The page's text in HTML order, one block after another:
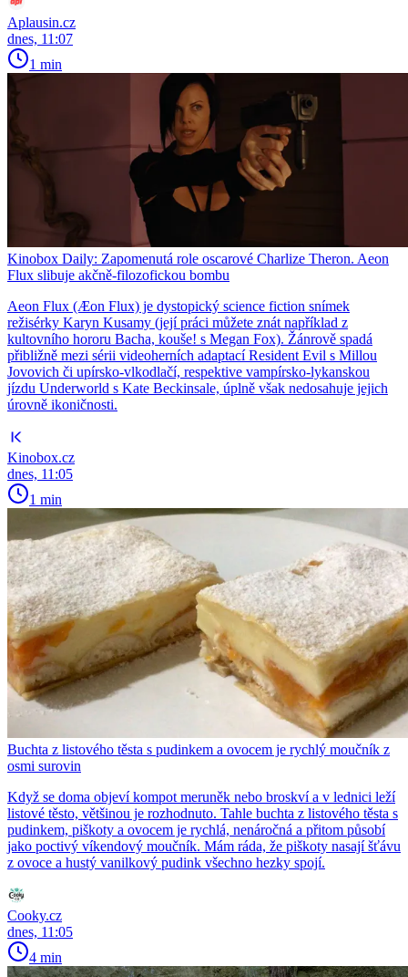
Aplausin.cz
dnes, 11:07
1 min
Kinobox Daily: Zapomenutá role oscarové Charlize Theron. Aeon
Flux slibuje akčně-filozofickou bombu
Aeon Flux (Æon Flux) je dystopický science fiction snímek
režisérky Karyn Kusamy (její práci můžete znát například z
kultovního hororu Bacha, kouše! s Megan Fox). Žánrově spadá
přibližně mezi sérii videoherních adaptací Resident Evil s Millou
Jovovich či upírsko-vlkodlačí, respektive vampírsko-lykanskou
jízdu Underworld s Kate Beckinsale, úplně však nedosahuje jejich
úrovně ikoničnosti.
Kinobox.cz
dnes, 11:05
1 min
Buchta z listového těsta s pudinkem a ovocem je rychlý moučník z
osmi surovin
Když se doma objeví kompot meruněk nebo broskví a v lednici leží
listové těsto, většinou je rozhodnuto. Tahle buchta z listového těsta s
pudinkem, piškoty a ovocem je rychlá, nenáročná a přitom působí
jako poctivý víkendový moučník. Mám ráda, že piškoty nasají šťávu
z ovoce a hustý vanilkový pudink všechno hezky spojí.
Cooky.cz
dnes, 11:05
4 min